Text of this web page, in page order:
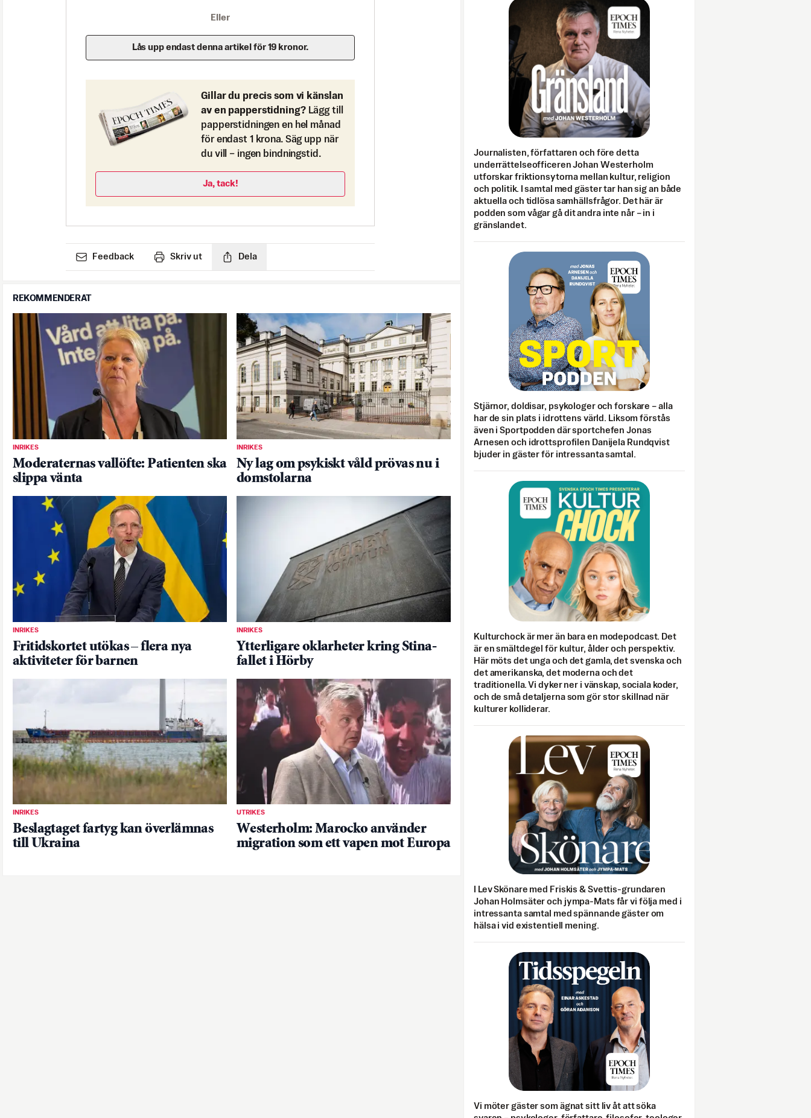
Eller
Lås upp endast denna artikel för 19 kronor.
Gillar du precis som vi känslan
av en papperstidning? Lägg till
papperstidningen en hel månad
för endast 1 krona. Säg upp när
du vill – ingen bindningstid.
Ja, tack!
Feedback Skriv ut Dela
REKOMMENDERAT
INRIKES
Moderaternas vallöfte: Patienten ska
slippa vänta
INRIKES
Ny lag om psykiskt våld prövas nu i
domstolarna
INRIKES
Fritidskortet utökas – flera nya
aktiviteter för barnen
INRIKES
Ytterligare oklarheter kring Stina-
fallet i Hörby
INRIKES
Beslagtaget fartyg kan överlämnas
till Ukraina
UTRIKES
Westerholm: Marocko använder
migration som ett vapen mot Europa
Journalisten, författaren och före detta
underrättelseofficeren Johan Westerholm
utforskar friktionsytorna mellan kultur, religion
och politik. I samtal med gäster tar han sig an både
aktuella och tidlösa samhällsfrågor. Det här är
podden som vågar gå dit andra inte når – in i
gränslandet.
Stjärnor, doldisar, psykologer och forskare – alla
har de sin plats i idrottens värld. Liksom förstås
även i Sportpodden där sportchefen Jonas
Arnesen och idrottsprofilen Danijela Rundqvist
bjuder in gäster för intressanta samtal.
Kulturchock är mer än bara en modepodcast. Det
är en smältdegel för kultur, ålder och perspektiv.
Här möts det unga och det gamla, det svenska och
det amerikanska, det moderna och det
traditionella. Vi dyker ner i vänskap, sociala koder,
och de små detaljerna som gör stor skillnad när
kulturer kolliderar.
I Lev Skönare med Friskis & Svettis-grundaren
Johan Holmsäter och jympa-Mats får vi följa med i
intressanta samtal med spännande gäster om
hälsa i vid existentiell mening.
Vi möter gäster som ägnat sitt liv åt att söka